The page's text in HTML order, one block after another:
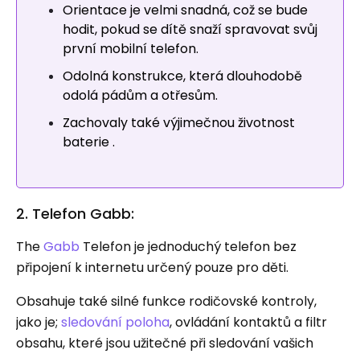
Orientace je velmi snadná, což se bude
hodit, pokud se dítě snaží spravovat svůj
první mobilní telefon.
Odolná konstrukce, která dlouhodobě
odolá pádům a otřesům.
Zachovaly také výjimečnou životnost
baterie .
2. Telefon Gabb:
TheGabb Telefon je jednoduchý telefon bez
připojení k internetu určený pouze pro děti.
Obsahuje také silné funkce rodičovské kontroly,
jako je; sledování poloha, ovládání kontaktů a filtr
obsahu, které jsou užitečné při sledování vašich